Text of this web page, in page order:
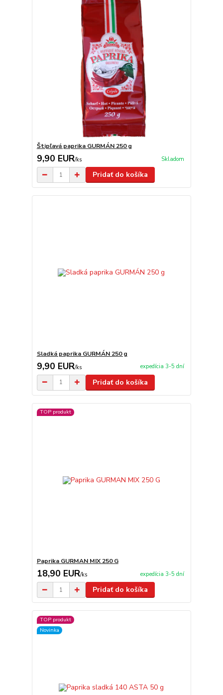
Štipľavá paprika GURMÁN 250 g
9,90 EUR/ks Skladom
Pridať do košíka
Sladká paprika GURMÁN 250 g
9,90 EUR/ks expedícia 3-5 dní
Pridať do košíka
TOP produkt
Paprika GURMAN MIX 250 G
18,90 EUR/ks expedícia 3-5 dní
Pridať do košíka
TOP produkt
Novinka